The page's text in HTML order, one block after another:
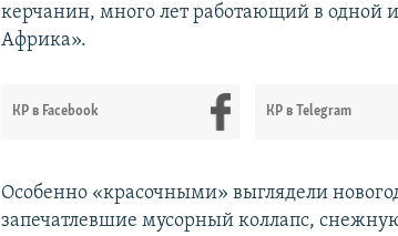
керчанин, много лет работающий в одной
Африка».
КР в Facebook КР в Telegram
Особенно «красочными» выглядели
запечатлевшие мусорный коллапс,